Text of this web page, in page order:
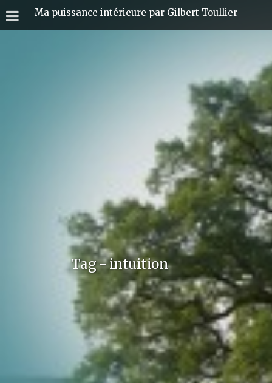
Ma puissance intérieure par Gilbert Toullier
Tag - intuition